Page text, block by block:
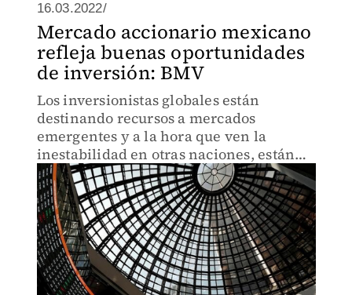
16.03.2022/
Mercado accionario mexicano
refleja buenas oportunidades
de inversión: BMV
Los inversionistas globales están
destinando recursos a mercados
emergentes y a la hora que ven la
inestabilidad en otras naciones, están
aprovechando e invirtiendo en México.